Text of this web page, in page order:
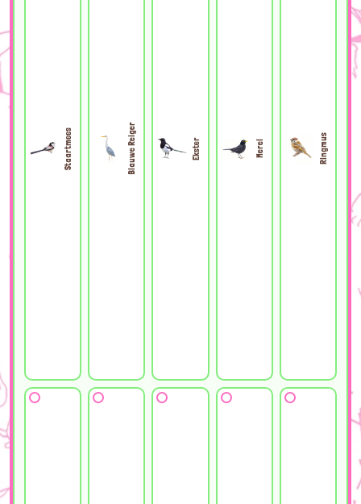
Staartmees Blauwe Reiger Ekster Merel Ringmus